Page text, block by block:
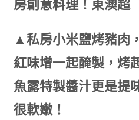
▲私房小米鹽烤豬肉
紅味增一起醃製，烤
魚露特製醬汁更是提
很軟嫩！